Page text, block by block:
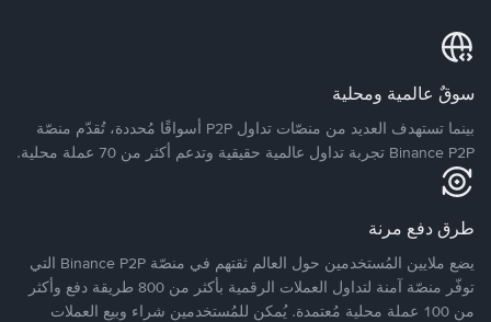
سوقٌ عالمية ومحلية
بينما تستهدف العديد من منصّات تداول P2P أسواقًا مُحددة، تُقدّم منصّة
Binance P2P تجربة تداول عالمية حقيقية وتدعم أكثر من 70 عملة محلية.
طرق دفع مرنة
يضع ملايين المُستخدمين حول العالم ثقتهم في منصّة Binance P2P التي
توفّر منصّة آمنة لتداول العملات الرقمية بأكثر من 800 طريقة دفع وأكثر
من 100 عملة محلية مُعتمدة. يُمكن للمُستخدمين شراء وبيع العملات